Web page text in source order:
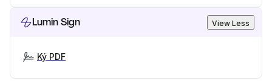
Lumin Sign View Less
Ký PDF